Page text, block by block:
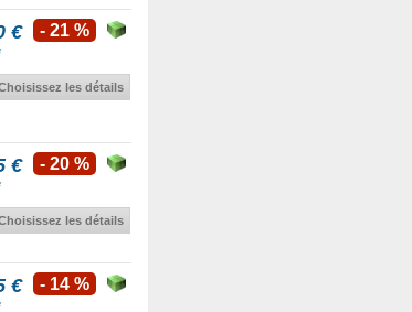
€ - 21 %
les détails
€ - 20 %
les détails
€ - 14 %